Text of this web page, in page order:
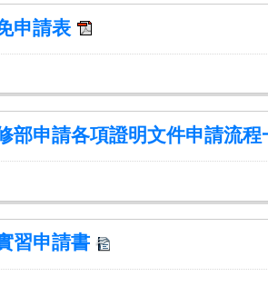
申請表
部申請各項證明文件申請流程
習申請書